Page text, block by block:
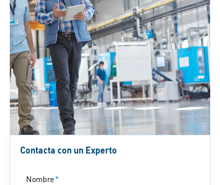
Contacta con un Experto
Nombre*